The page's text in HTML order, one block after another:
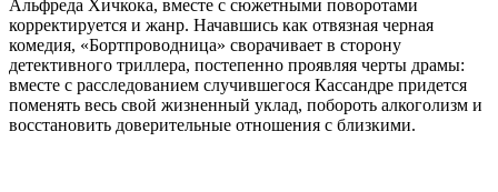
Альфреда Хичкока, вместе с сюжетными поворотами
корректируется и жанр. Начавшись как отвязная черная
комедия, «Бортпроводница» сворачивает в сторону
детективного триллера, постепенно проявляя черты драмы:
вместе с расследованием случившегося Кассандре придется
поменять весь свой жизненный уклад, побороть алкоголизм и
восстановить доверительные отношения с близкими.